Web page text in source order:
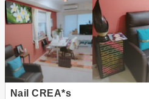
Nail CREA*s